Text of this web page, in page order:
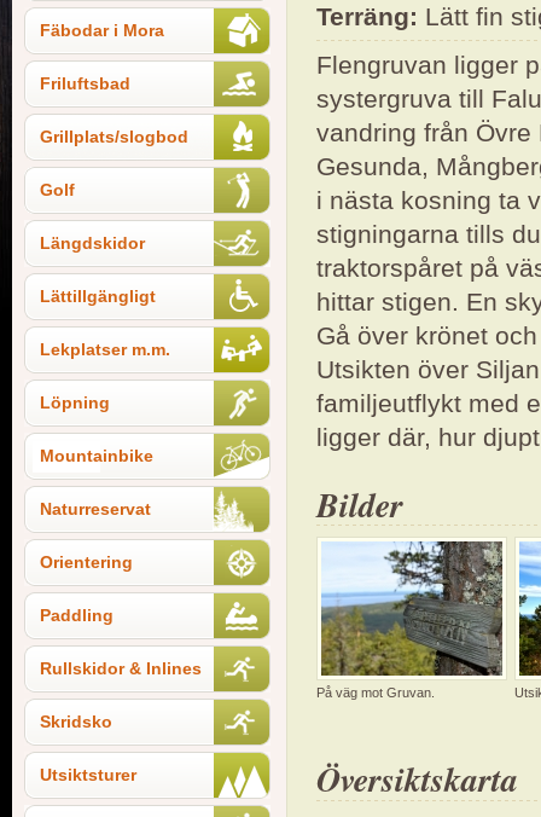
Fäbodar i Mora
Friluftsbad
Grillplats/slogbod
Golf
Längdskidor
Lättillgängligt
Lekplatser m.m.
Löpning
Mountainbike
Naturreservat
Orientering
Paddling
Rullskidor & Inlines
Skridsko
Utsiktsturer
Terräng: Lätt fin
Flengruvan ligger
systergruva till
vandring från
Gesunda,
i nästa kosning ta
stigningarna tills
traktorspåret på
hittar stigen. En
Gå över krönet
Utsikten över
familjeutflykt med
ligger där, hur
Bilder
På väg mot Gruvan.
Översiktskarta